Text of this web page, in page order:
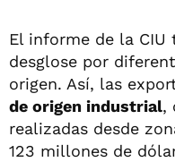
El informe de la
desglose por
origen. Así, las
de origen industrial,
realizadas desde
123 millones de